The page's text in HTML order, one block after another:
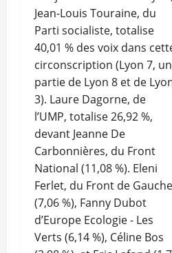
Jean-Louis Touraine, du
Parti socialiste, totalise
40,01 % des voix dans
circonscription (Lyon 7,
partie de Lyon 8 et de
3). Laure Dagorne, de
l’UMP, totalise 26,92 %,
devant Jeanne De
Carbonnières, du Front
National (11,08 %). Eleni
Ferlet, du Front de Gauche
(7,06 %), Fanny Dubot
d’Europe Ecologie - Les
Verts (6,14 %), Céline Bos